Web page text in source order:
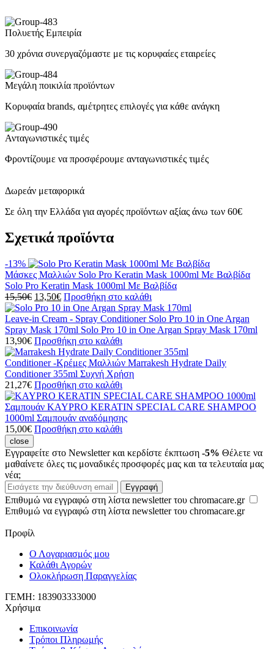
Πολυετής Εμπειρία
30 χρόνια συνεργαζόμαστε με τις κορυφαίες εταιρείες
Μεγάλη ποικιλία προϊόντων
Κορυφαία brands, αμέτρητες επιλογές για κάθε ανάγκη
Ανταγωνιστικές τιμές
Φροντίζουμε να προσφέρουμε ανταγωνιστικές τιμές
Δωρεάν μεταφορικά
Σε όλη την Ελλάδα για αγορές προϊόντων αξίας άνω των 60€
Σχετικά προϊόντα
-13%
Μάσκες Μαλλιών Solo Pro Keratin Mask 1000ml Με Βαλβίδα
Solo Pro Keratin Mask 1000ml Με Βαλβίδα
15,50€ 13,50€ Προσθήκη στο καλάθι
Leave-in Cream - Spray Conditioner Solo Pro 10 in One Argan
Spray Mask 170ml Solo Pro 10 in One Argan Spray Mask 170ml
13,90€ Προσθήκη στο καλάθι
Conditioner -Κρέμες Μαλλιών Marrakesh Hydrate Daily
Conditioner 355ml Συχνή Χρήση
21,27€ Προσθήκη στο καλάθι
Σαμπουάν KAYPRO KERATIN SPECIAL CARE SHAMPOO
1000ml Σαμπουάν αναδόμησης
15,00€ Προσθήκη στο καλάθι
close
Εγγραφείτε στο Newsletter και κερδίστε έκπτωση -5% Θέλετε να
μαθαίνετε όλες τις μοναδικές προσφορές μας και τα τελευταία μας
νέα;
Εισάγετε
την
διεύθυνση
Εγγραφή
Επιθυμώ να εγγραφώ στη λίστα newsletter του chromacare.gr
Επιθυμώ να εγγραφώ στη λίστα newsletter του chromacare.gr
Προφίλ
Ο Λογαριασμός μου
Καλάθι Αγορών
Ολοκλήρωση Παραγγελίας
ΓΕΜΗ: 183903333000
Χρήσιμα
Επικοινωνία
Τρόποι Πληρωμής